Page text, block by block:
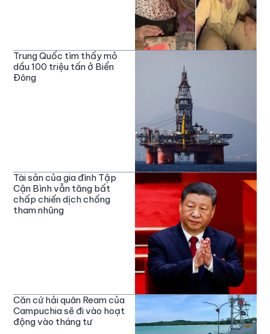
Trung Quốc tìm thấy mỏ
dầu 100 triệu tấn ở Biển
Đông
Tài sản của gia đình Tập
Cận Bình vẫn tăng bất
chấp chiến dịch chống
tham nhũng
Căn cứ hải quân Ream của
Campuchia sẽ đi vào hoạt
động vào tháng tư